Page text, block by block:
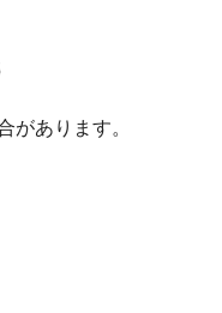
があります。